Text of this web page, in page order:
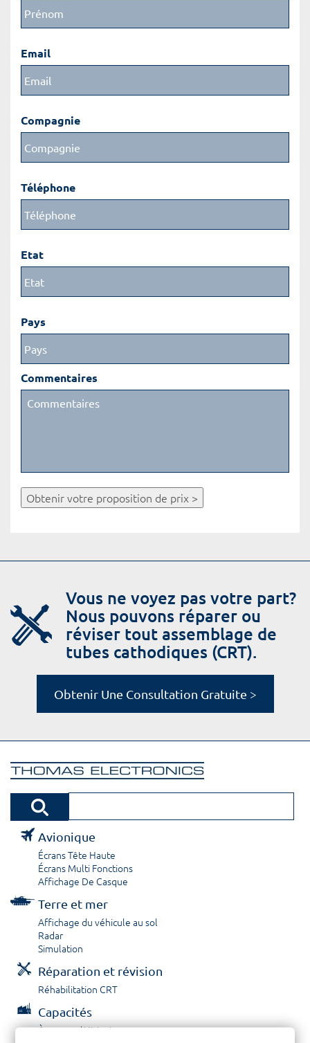
Email
Compagnie
Téléphone
Etat
Pays
Commentaires
Obtenir votre proposition de prix >
Vous ne voyez pas votre part?
Nous pouvons réparer ou
réviser tout assemblage de
tubes cathodiques (CRT).
Obtenir Une Consultation Gratuite >
Avionique
Écrans Tête Haute
Écrans Multi Fonctions
Affichage De Casque
Terre et mer
Affichage du véhicule au sol
Radar
Simulation
Réparation et révision
Réhabilitation CRT
Capacités
À propos / Historique